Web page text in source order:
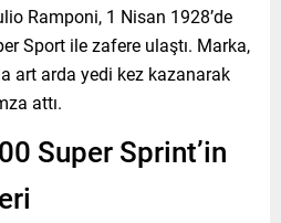
Ramponi, 1 Nisan 1928’de
Sport ile zafere ulaştı. Marka,
art arda yedi kez kazanarak
attı.
Super Sprint’in